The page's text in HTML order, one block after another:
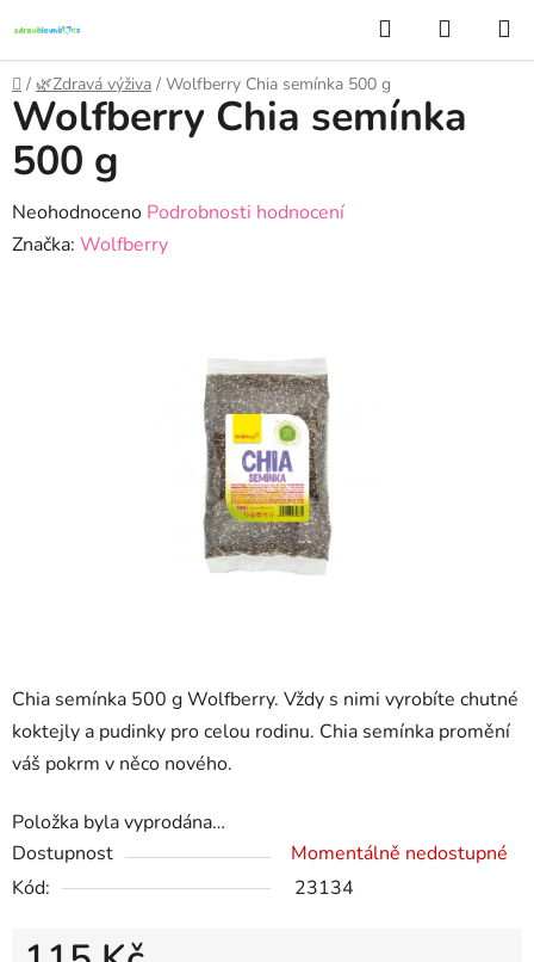
na
obsah
Hledat
KOŠÍK
Domů
/ 🌿Zdravá výživa / Wolfberry Chia semínka 500 g
Chia semínka 500 g Wolfberry. Vždy s nimi vyrobíte chutné
koktejly a pudinky pro celou rodinu. Chia semínka promění
váš pokrm v něco nového.
Položka byla vyprodána…
Dostupnost
Momentálně nedostupné
Kód:
23134
Wolfberry Chia semínka
500 g
Průměrné
hodnocení
Neohodnoceno Podrobnosti hodnocení
Značka: Wolfberry